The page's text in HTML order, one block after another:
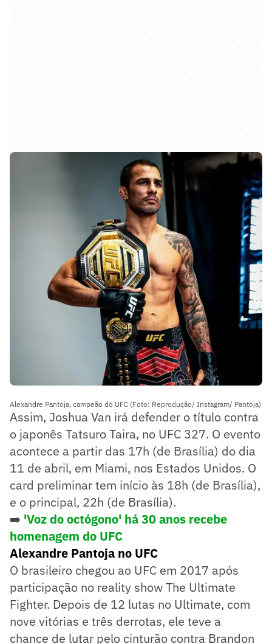
Alexandre Pantoja, campeão do UFC (Foto: Reprodução/ Instagram/ Pantoja)
Assim, Joshua Van irá defender o título contra
o japonês Tatsuro Taira, no UFC 327. O evento
acontece a partir das 17h (de Brasília) do dia
11 de abril, em Miami, nos Estados Unidos. O
card preliminar tem início às 18h (de Brasília),
e o principal, 22h (de Brasília).
➡️ 'Voz do octógono' há 30 anos recebe
homenagem do UFC
Alexandre Pantoja no UFC
O brasileiro chegou ao UFC em 2017 após
participação no reality show The Ultimate
Fighter. Depois de 12 lutas no Ultimate, com
nove vitórias e três derrotas, ele teve a
chance de lutar pelo cinturão contra Brandon